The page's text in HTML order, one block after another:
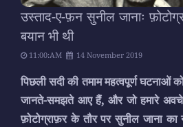
उस्ताद-ए-फ़न सुनील जानाः
बयान भी थी
11:00:AM 14 November 2019
पिछली सदी की तमाम महत्वपूर्ण घटनाओं
जानते-समझते आए हैं, और जो हमारे
फ़ोटोग्राफ़र के तौर पर सुनील जाना का